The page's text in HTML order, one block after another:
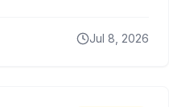
Jul 8, 2026